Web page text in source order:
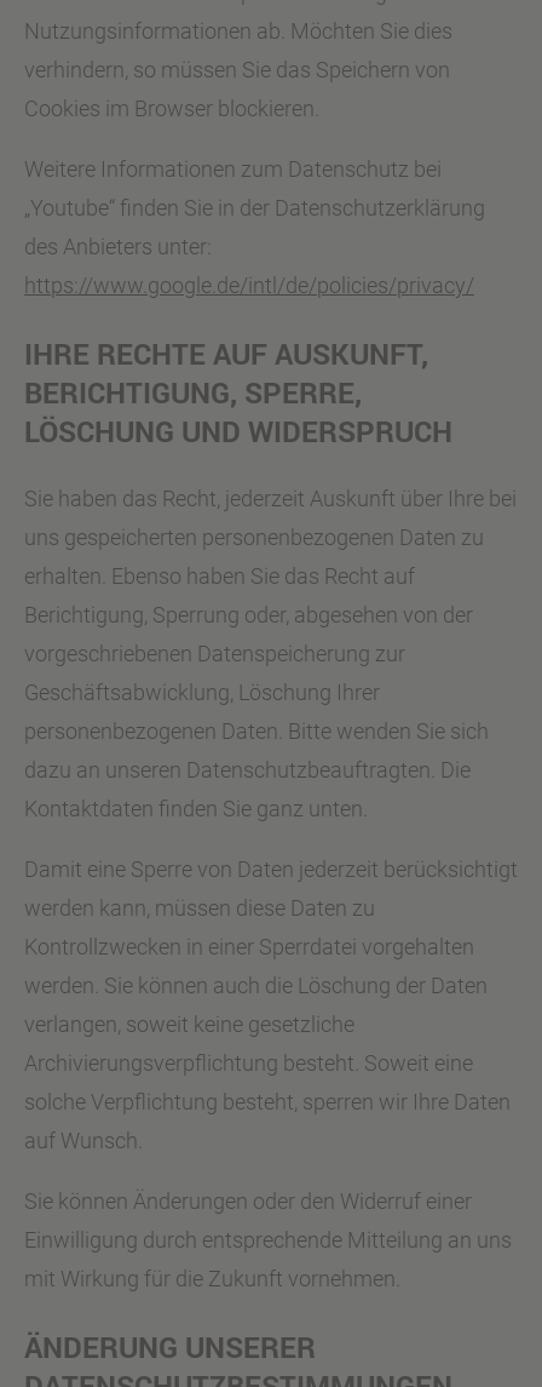
Nutzungsinformationen ab. Möchten Sie dies
verhindern, so müssen Sie das Speichern von
Cookies im Browser blockieren.
Weitere Informationen zum Datenschutz bei
„Youtube“ finden Sie in der Datenschutzerklärung
des Anbieters unter:
https://www.google.de/intl/de/policies/privacy/
IHRE RECHTE AUF AUSKUNFT,
BERICHTIGUNG, SPERRE,
LÖSCHUNG UND WIDERSPRUCH
Sie haben das Recht, jederzeit Auskunft über Ihre bei
uns gespeicherten personenbezogenen Daten zu
erhalten. Ebenso haben Sie das Recht auf
Berichtigung, Sperrung oder, abgesehen von der
vorgeschriebenen Datenspeicherung zur
Geschäftsabwicklung, Löschung Ihrer
personenbezogenen Daten. Bitte wenden Sie sich
dazu an unseren Datenschutzbeauftragten. Die
Kontaktdaten finden Sie ganz unten.
Damit eine Sperre von Daten jederzeit berücksichtigt
werden kann, müssen diese Daten zu
Kontrollzwecken in einer Sperrdatei vorgehalten
werden. Sie können auch die Löschung der Daten
verlangen, soweit keine gesetzliche
Archivierungsverpflichtung besteht. Soweit eine
solche Verpflichtung besteht, sperren wir Ihre Daten
auf Wunsch.
Sie können Änderungen oder den Widerruf einer
Einwilligung durch entsprechende Mitteilung an uns
mit Wirkung für die Zukunft vornehmen.
ÄNDERUNG UNSERER